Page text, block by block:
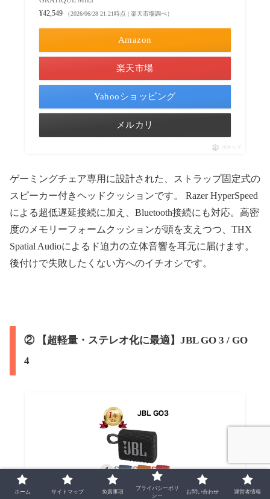
¥42,549
（2026/06/28 21:21時点 | 楽天市場調べ）
Amazon
楽天市場
Yahooショッピング
メルカリ
ポチップ
ゲーミングチェア専用に設計された、ストラップ固定式の
スピーカー付きヘッドクッションです。 Razer HyperSpeed
による超低遅延接続に加え、Bluetooth接続にも対応。高密
度のメモリーフォームクッションが頭を支えつつ、THX
Spatial Audioによるド迫力の立体音響を耳元に届けます。
後付けで失敗したくない方へのイチオシです。
② 【超軽量・ステレオ化に最適】JBL GO 3 / GO
4
【当店1年保証】JBL GO3 ポータブル スピーカー
ホーム サイトマップ 免責事項
プライバシーポリ
シー
お問い合わせ 運営者情報